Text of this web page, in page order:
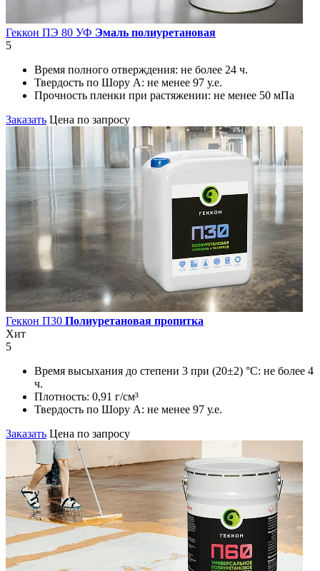
Геккон ПЭ 80 УФ Эмаль полиуретановая
5
Время полного отверждения: не более 24 ч.
Твердость по Шору А: не менее 97 у.е.
Прочность пленки при растяжении: не менее 50 мПа
Заказать Цена по запросу
Геккон П30 Полиуретановая пропитка
Хит
5
Время высыхания до степени 3 при (20±2) °С: не более 4
ч.
Плотность: 0,91 г/см³
Твердость по Шору А: не менее 97 у.е.
Заказать Цена по запросу